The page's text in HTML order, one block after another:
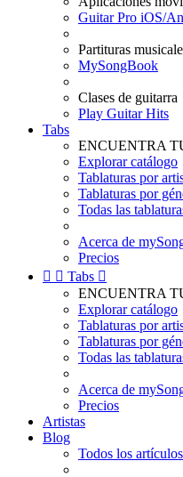
Guitar Pro iOS/
Partituras
MySongBook
Clases de guitarra
Play Guitar Hits
Tabs
ENCUENTRA
Explorar catálogo
Tablaturas por
Tablaturas por
Todas las
Acerca de
Precios
  Tabs 
ENCUENTRA
Explorar catálogo
Tablaturas por
Tablaturas por
Todas las
Acerca de
Precios
Artistas
Blog
Todos los artículos